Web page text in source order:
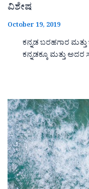
ವಿಶೇಷ
October 19, 2019
ಕನ್ನಡ ಬರಹಗಾರ
ಕನ್ನಡಕ್ಕೂ ಮತ್ತು ಅದರ